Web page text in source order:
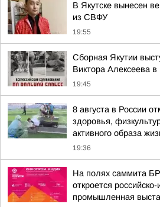
В Якутске вынесен
из СВФУ
19:55
Сборная Якутии
Виктора Алексеева в
19:45
8 августа в России
здоровья,
активного образа
19:36
На полях саммита
откроется российско-
промышленная